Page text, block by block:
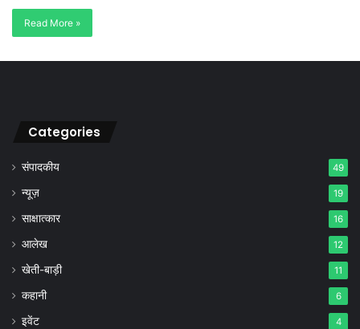
Read More »
Categories
संपादकीय 49
न्यूज़ 19
साक्षात्कार 16
आलेख 12
खेती-बाड़ी 11
कहानी 6
इवेंट 4